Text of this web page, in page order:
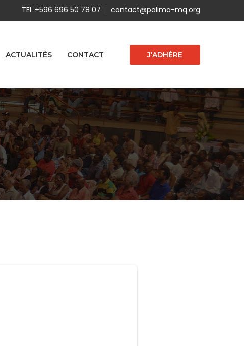
TEL +596 696 50 78 07 contact@palima-mq.org
ACTUALITÉS CONTACT J'ADHÈRE